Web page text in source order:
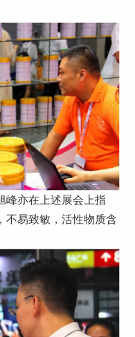
亦在上述展会上指
不易致敏，活性物质含